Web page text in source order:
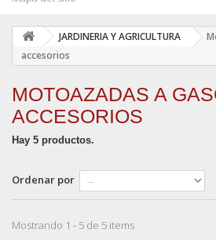
JARDINERIA Y AGRICULTURA
accesorios
MOTOAZADAS A
ACCESORIOS
Hay 5 productos.
Ordenar por
Mostrando 1 - 5 de 5 items